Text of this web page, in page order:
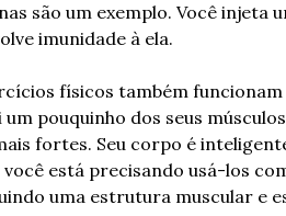
são um exemplo. Você injeta
imunidade à ela.
físicos também
pouquinho dos seus
fortes. Seu corpo é
está precisando usá-los
uma estrutura muscular e